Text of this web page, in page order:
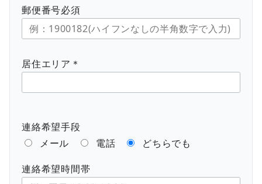
郵便番号必須
居住エリア＊
連絡希望手段
メール
電話
どちらでも
連絡希望時間帯